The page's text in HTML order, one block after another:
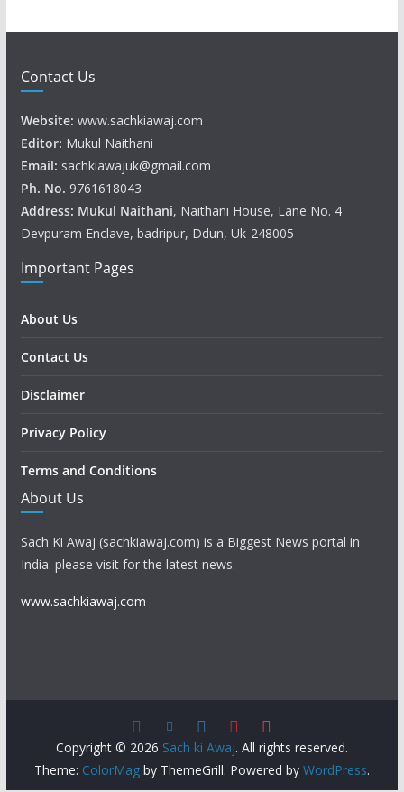
Contact Us
Website: www.sachkiawaj.com
Editor: Mukul Naithani
Email: sachkiawajuk@gmail.com
Ph. No. 9761618043
Address: Mukul Naithani, Naithani House, Lane No. 4
Devpuram Enclave, badripur, Ddun, Uk-248005
Important Pages
About Us
Contact Us
Disclaimer
Privacy Policy
Terms and Conditions
About Us
Sach Ki Awaj (sachkiawaj.com) is a Biggest News portal in
India. please visit for the latest news.
www.sachkiawaj.com
Copyright © 2026 Sach ki Awaj. All rights reserved.
Theme: ColorMagby ThemeGrill. Powered by WordPress.